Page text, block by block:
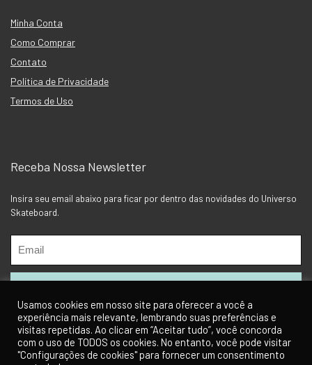
Minha Conta
Como Comprar
Contato
Política de Privacidade
Termos de Uso
Receba Nossa Newsletter
Insira seu email abaixo para ficar por dentro das novidades do Universo
Skateboard.
Usamos cookies em nosso site para oferecer a você a
experiência mais relevante, lembrando suas preferências e
visitas repetidas. Ao clicar em “Aceitar tudo”, você concorda
com o uso de TODOS os cookies. No entanto, você pode visitar
"Configurações de cookies" para fornecer um consentimento